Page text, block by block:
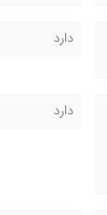
دارد
دارد